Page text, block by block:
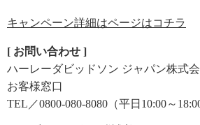
キャンペーン詳細はページはコチラ
[ お問い合わせ ]
ハーレーダビッドソン ジャパン株式
お客様窓口
TEL／0800-080-8080（平日10:00～18:00